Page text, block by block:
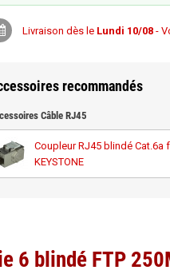
Livraison dès le Lundi 10/08-
recommandés
Câble RJ45
Coupleur RJ45 blindé
KEYSTONE
Noyau RJ45 femelle Cat6A
6 blindé FTP